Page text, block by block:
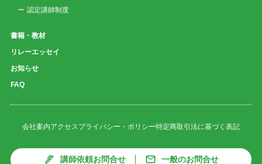
認定講師制度
書籍・教材
リレーエッセイ
お知らせ
FAQ
会社案内アクセス プライバシー・ポリシー特定商取引法に基づく表記
講師依頼お問合せ 一般のお問合せ